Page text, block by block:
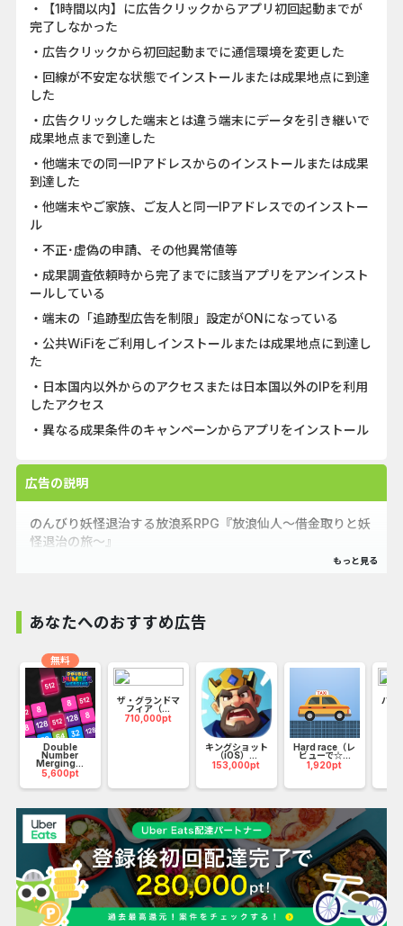
・【1時間以内】に広告クリックからアプリ初回起動までが
完了しなかった
・広告クリックから初回起動までに通信環境を変更した
・回線が不安定な状態でインストールまたは成果地点に到達
した
・広告クリックした端末とは違う端末にデータを引き継いで
成果地点まで到達した
・他端末での同一IPアドレスからのインストールまたは成果
到達した
・他端末やご家族、ご友人と同一IPアドレスでのインストー
ル
・不正･虚偽の申請、その他異常値等
・成果調査依頼時から完了までに該当アプリをアンインスト
ールしている
・端末の「追跡型広告を制限」設定がONになっている
・公共WiFiをご利用しインストールまたは成果地点に到達し
た
・日本国内以外からのアクセスまたは日本国以外のIPを利用
したアクセス
・異なる成果条件のキャンペーンからアプリをインストール
広告の説明
のんびり妖怪退治する放浪系RPG『放浪仙人〜借金取りと妖
怪退治の旅〜』
個性豊かな妖怪や神様たちと共に、最強の「のんびり仙人」
を目指して修行の旅へレッツゴー！
【あらすじ】
修行中に「禁断の書物」を覗いてしまった主人公は、師匠か
ら「破門」を言い渡された。
のんびり生活に慣れた怠け者でお調子者で何をやってもうま
くいかないまるでダメな主人公は無一文で途方に暮れていた
時、ついにある決意をした！
そう！姉弟子に貸したお金、まだ返してもらえなかった！
借金を回収するため、妖怪や神様たちの力を借りて、「最強
の仙人」とやらを目指すのだ！
【ゲームの特徴】
あなたへのおすすめ広告
Double
Number
Merging...
5,600pt
無料
ザ・グランドマ
フィア（...
710,000pt
キングショット
（iOS）...
153,000pt
Hard race（レ
ビューで☆...
1,920pt
パズ